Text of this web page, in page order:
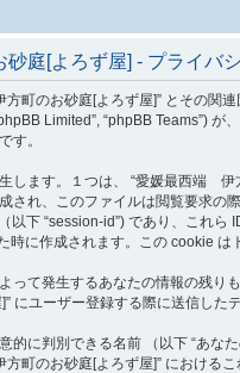
庭[よろず屋] - プライバ
町のお砂庭[よろず屋]” とその関
Limited”, “phpBB Teams”)
す。
します。１つは、 “愛媛最西端
され、このファイルは閲覧要求
以下 “session-id”) であり、これ
時に作成されます。この cookie
って発生するあなたの情報の残り
ユーザー登録する際に送信した
的に判別できる名前 （以下 “あな
町のお砂庭[よろず屋]” における